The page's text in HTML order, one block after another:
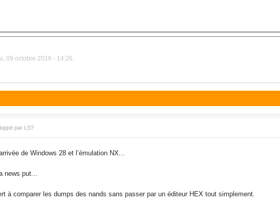
09 octobre 2016 - 14:26.
par LS?
de Windows 28 et l’émulation NX...
news put...
à comparer les dumps des nands sans passer par un éditeur HEX tout simplement.